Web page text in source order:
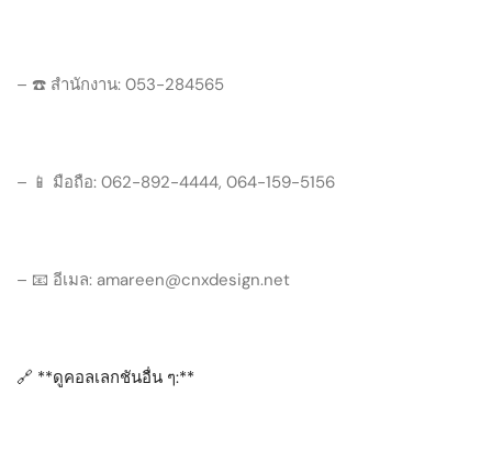
– ☎️ สำนักงาน: 053-284565
– 📱 มือถือ: 062-892-4444, 064-159-5156
– 📧 อีเมล: amareen@cnxdesign.net
🔗 **ดูคอลเลกชันอื่น ๆ:**